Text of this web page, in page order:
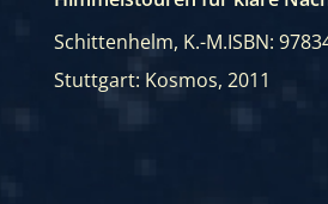
Schittenhelm, K.-M.ISBN:
Stuttgart: Kosmos, 2011